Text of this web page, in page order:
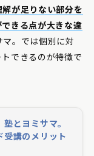
が足りない部分を
きる点が大きな違
。では個別に対
できるのが特徴で
塾とヨミサマ。
受講のメリット